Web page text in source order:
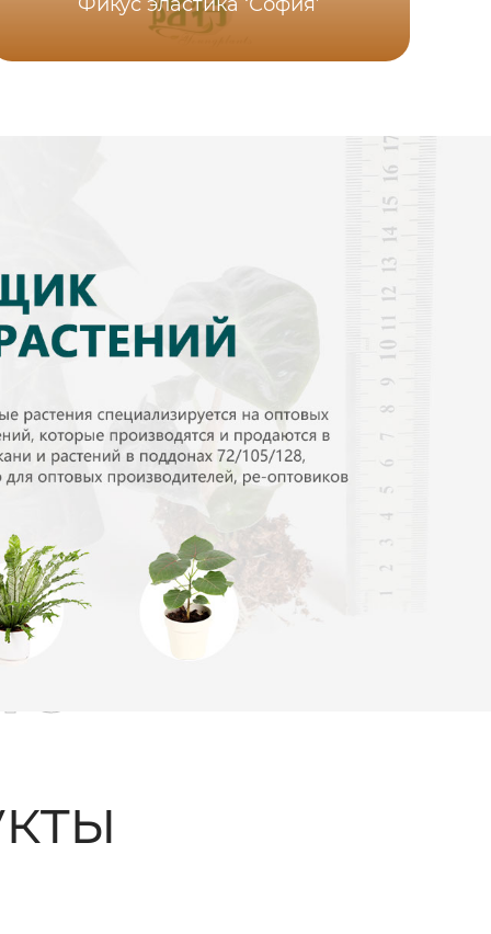
Фикус эластика ‘София’